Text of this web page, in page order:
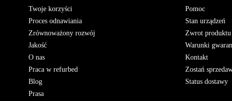
Twoje korzyści
Proces odnawiania
Zrównoważony rozwój
Jakość
O nas
Praca w refurbed
Blog
Prasa
Pomoc
Stan urządzeń
Zwrot produktu
Warunki
Kontakt
Zostań
Status dostawy